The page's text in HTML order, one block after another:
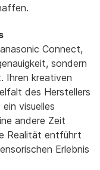
Connect,
sondern
Ihren kreativen
des Herstellers
visuelles
andere Zeit
Realität entführt
Erlebnis